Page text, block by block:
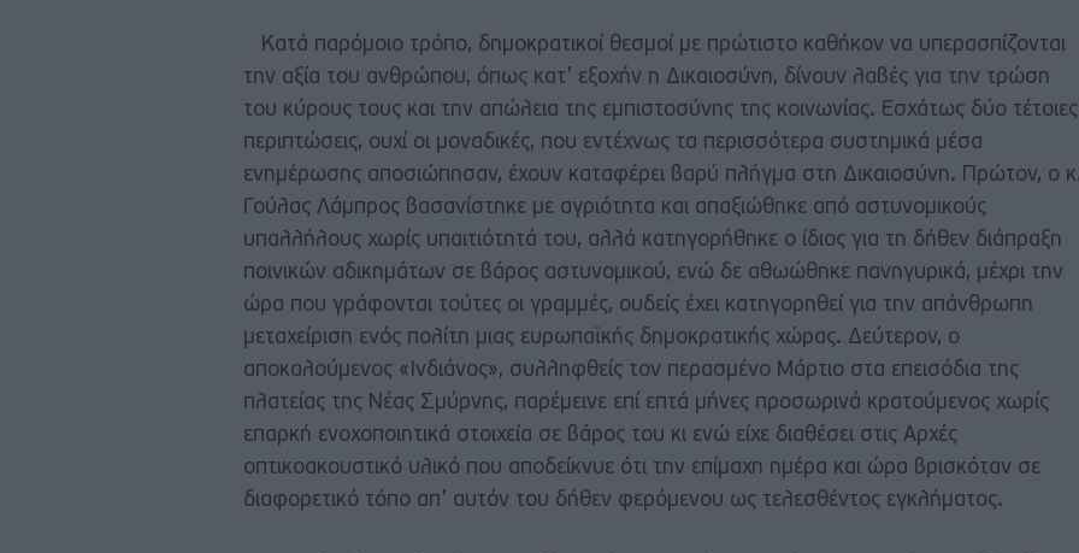
Κατά παρόμοιο τρόπο, δημοκρατικοί θεσμοί με πρώτιστο καθήκον να υπερασπίζονται
την αξία του ανθρώπου, όπως κατ’ εξοχήν η Δικαιοσύνη, δίνουν λαβές για την τρώση
του κύρους τους και την απώλεια της εμπιστοσύνης της κοινωνίας. Εσχάτως δύο τέτοιες
περιπτώσεις, ουχί οι μοναδικές, που εντέχνως τα περισσότερα συστημικά μέσα
ενημέρωσης αποσιώπησαν, έχουν καταφέρει βαρύ πλήγμα στη Δικαιοσύνη. Πρώτον, ο
Γούλας Λάμπρος βασανίστηκε με αγριότητα και απαξιώθηκε από αστυνομικούς
υπαλλήλους χωρίς υπαιτιότητά του, αλλά κατηγορήθηκε ο ίδιος για τη δήθεν διάπραξη
ποινικών αδικημάτων σε βάρος αστυνομικού, ενώ δε αθωώθηκε πανηγυρικά, μέχρι την
ώρα που γράφονται τούτες οι γραμμές, ουδείς έχει κατηγορηθεί για την απάνθρωπη
μεταχείριση ενός πολίτη μιας ευρωπαϊκής δημοκρατικής χώρας. Δεύτερον, ο
αποκαλούμενος «Ινδιάνος», συλληφθείς τον περασμένο Μάρτιο στα επεισόδια της
πλατείας της Νέας Σμύρνης, παρέμεινε επί επτά μήνες προσωρινά κρατούμενος χωρίς
επαρκή ενοχοποιητικά στοιχεία σε βάρος του κι ενώ είχε διαθέσει στις Αρχές
οπτικοακουστικό υλικό που αποδείκνυε ότι την επίμαχη ημέρα και ώρα βρισκόταν σε
διαφορετικό τόπο απ’ αυτόν του δήθεν φερόμενου ως τελεσθέντος εγκλήματος.